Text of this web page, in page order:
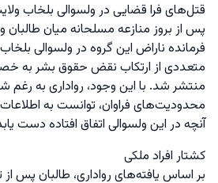
قتل‌های فرا قضایی در ولسوالی بلخاب
پس از بروز منازعه مسلحانه میان
فرمانده ناراض این گروه در ولسوالی
متعددی از ارتکاب نقض حقوق بشر به
منتشر شد. با این وجود، رواداری به رغم
محدودیت‌های فراوان، توانست به
آنچه در این ولسوالی اتفاق افتاده دست
کشتار افراد ملکی
بر اساس یافته‌های رواداری،‌ طالبان پس